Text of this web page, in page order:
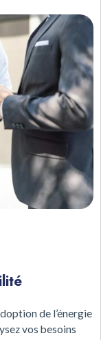
de l’énergie
vos besoins